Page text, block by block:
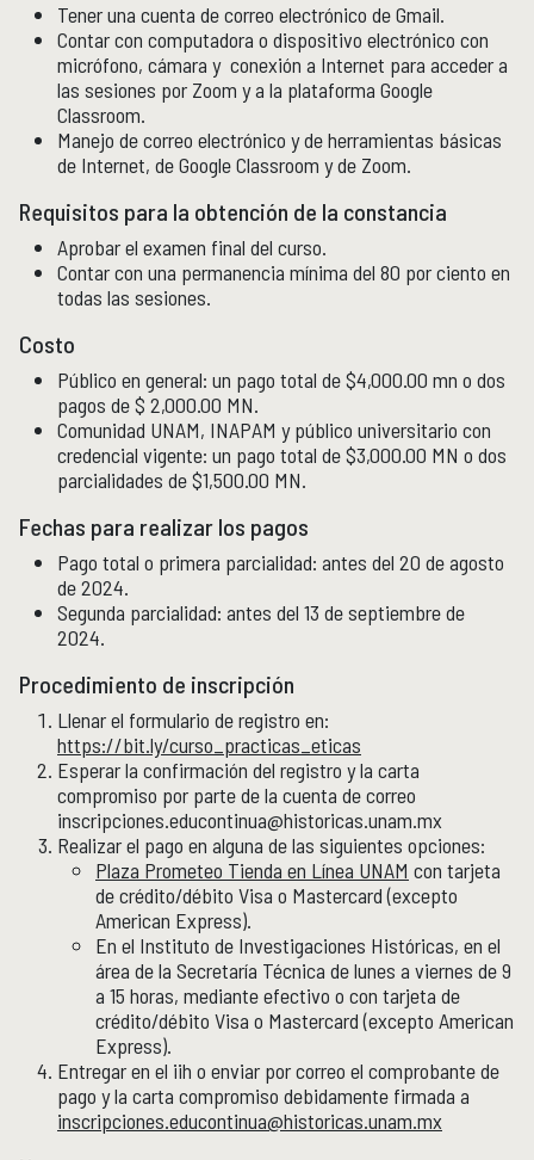
Tener una cuenta de correo electrónico de Gmail.
Contar con computadora o dispositivo electrónico con
micrófono, cámara y conexión a Internet para acceder a
las sesiones por Zoom y a la plataforma Google
Classroom.
Manejo de correo electrónico y de herramientas básicas
de Internet, de Google Classroom y de Zoom.
Requisitos para la obtención de la constancia
Aprobar el examen final del curso.
Contar con una permanencia mínima del 80 por ciento en
todas las sesiones.
Costo
Público en general: un pago total de $4,000.00 mn o dos
pagos de $ 2,000.00 MN.
Comunidad UNAM, INAPAM y público universitario con
credencial vigente: un pago total de $3,000.00 MN o dos
parcialidades de $1,500.00 MN.
Fechas para realizar los pagos
Pago total o primera parcialidad: antes del 20 de agosto
de 2024.
Segunda parcialidad: antes del 13 de septiembre de
2024.
Procedimiento de inscripción
Llenar el formulario de registro en:
https://bit.ly/curso_practicas_eticas
Esperar la confirmación del registro y la carta
compromiso por parte de la cuenta de correo
inscripciones.educontinua@historicas.unam.mx
Realizar el pago en alguna de las siguientes opciones:
Plaza Prometeo Tienda en Línea UNAM con tarjeta
de crédito/débito Visa o Mastercard (excepto
American Express).
En el Instituto de Investigaciones Históricas, en el
área de la Secretaría Técnica de lunes a viernes de 9
a 15 horas, mediante efectivo o con tarjeta de
crédito/débito Visa o Mastercard (excepto American
Express).
Entregar en el iih o enviar por correo el comprobante de
pago y la carta compromiso debidamente firmada a
inscripciones.educontinua@historicas.unam.mx